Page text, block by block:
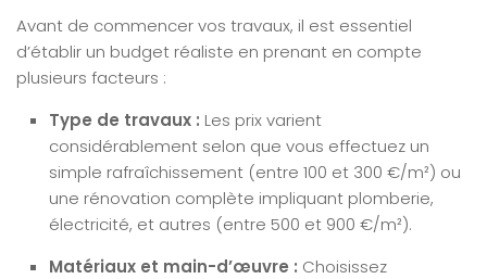
Avant de commencer vos travaux, il est essentiel
d’établir un budget réaliste en prenant en compte
plusieurs facteurs :
Type de travaux : Les prix varient
considérablement selon que vous effectuez un
simple rafraîchissement (entre 100 et 300 €/m²) ou
une rénovation complète impliquant plomberie,
électricité, et autres (entre 500 et 900 €/m²).
Matériaux et main-d’œuvre : Choisissez